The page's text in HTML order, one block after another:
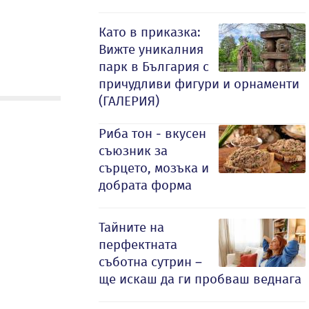
Като в приказка:
Вижте уникалния
парк в България с
причудливи фигури и орнаменти
(ГАЛЕРИЯ)
Риба тон - вкусен
съюзник за
сърцето, мозъка и
добрата форма
Тайните на
перфектната
съботна сутрин –
ще искаш да ги пробваш веднага